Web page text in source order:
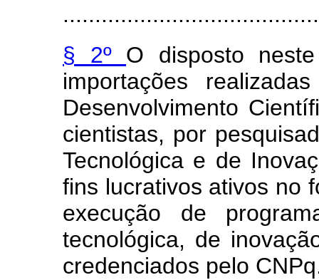
§ 2º O disposto
importações
Desenvolvimento
cientistas, por
Tecnológica e de
fins lucrativos ativos no
execução de
tecnológica, de
credenciados pelo